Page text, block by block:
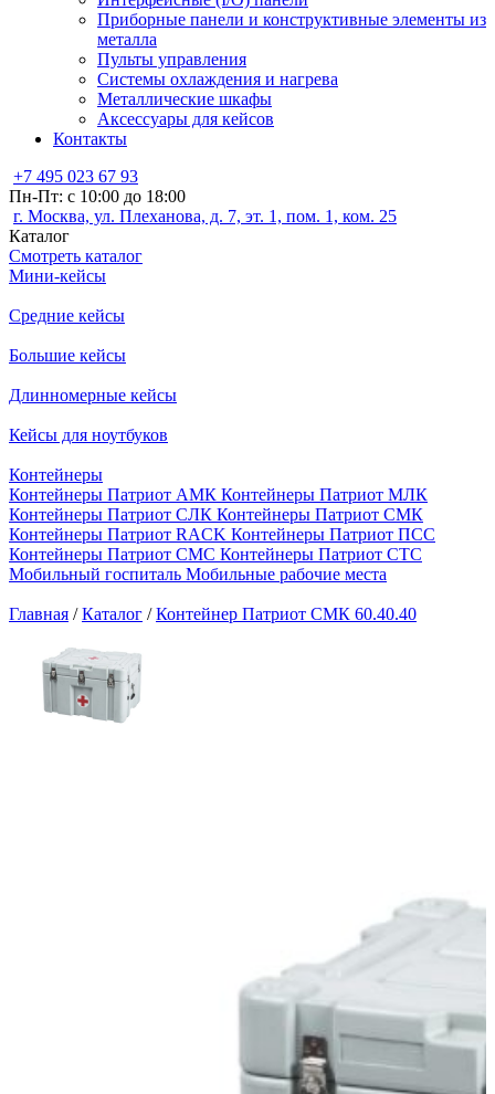
Приборные панели и конструктивные элементы из
металла
Пульты управления
Системы охлаждения и нагрева
Металлические шкафы
Аксессуары для кейсов
Контакты
+7 495 023 67 93
Пн-Пт: с 10:00 до 18:00
г. Москва, ул. Плеханова, д. 7, эт. 1, пом. 1, ком. 25
Каталог
Смотреть каталог
Мини-кейсы
Средние кейсы
Большие кейсы
Длинномерные кейсы
Кейсы для ноутбуков
Контейнеры
Контейнеры Патриот АМК Контейнеры Патриот МЛК
Контейнеры Патриот СЛК Контейнеры Патриот СМК
Контейнеры Патриот RACK Контейнеры Патриот ПСС
Контейнеры Патриот СМС Контейнеры Патриот СТС
Мобильный госпиталь Мобильные рабочие места
Главная / Каталог / Контейнер Патриот СМК 60.40.40